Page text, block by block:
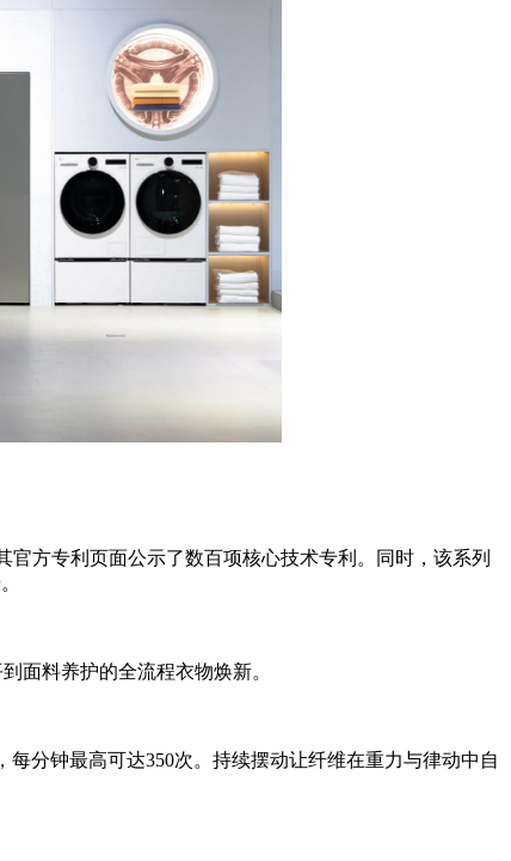
方专利页面公示了数百项核心技术专利。同时，该系列
面料养护的全流程衣物焕新。
分钟最高可达350次。持续摆动让纤维在重力与律动中自